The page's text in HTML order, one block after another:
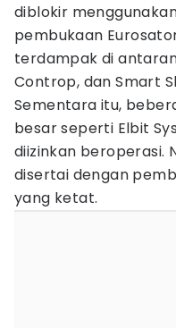
diblokir
pembukaan
terdampak di
Controp, dan Smart
Sementara itu,
besar seperti Elbit
diizinkan beroperasi.
disertai dengan
yang ketat.